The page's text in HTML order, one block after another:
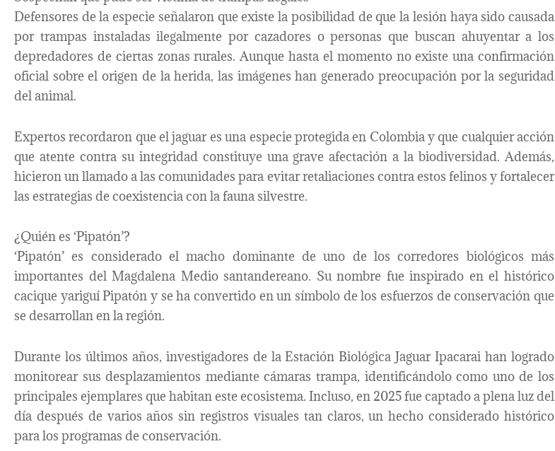
Defensores de la especie señalaron que existe la posibilidad de que la lesión haya sido causada
por trampas instaladas ilegalmente por cazadores o personas que buscan ahuyentar a los
depredadores de ciertas zonas rurales. Aunque hasta el momento no existe una confirmación
oficial sobre el origen de la herida, las imágenes han generado preocupación por la seguridad
del animal.
Expertos recordaron que el jaguar es una especie protegida en Colombia y que cualquier acción
que atente contra su integridad constituye una grave afectación a la biodiversidad. Además,
hicieron un llamado a las comunidades para evitar retaliaciones contra estos felinos y fortalecer
las estrategias de coexistencia con la fauna silvestre.
¿Quién es ‘Pipatón’?
‘Pipatón’ es considerado el macho dominante de uno de los corredores biológicos más
importantes del Magdalena Medio santandereano. Su nombre fue inspirado en el histórico
cacique yariguí Pipatón y se ha convertido en un símbolo de los esfuerzos de conservación que
se desarrollan en la región.
Durante los últimos años, investigadores de la Estación Biológica Jaguar Ipacarai han logrado
monitorear sus desplazamientos mediante cámaras trampa, identificándolo como uno de los
principales ejemplares que habitan este ecosistema. Incluso, en 2025 fue captado a plena luz del
día después de varios años sin registros visuales tan claros, un hecho considerado histórico
para los programas de conservación.